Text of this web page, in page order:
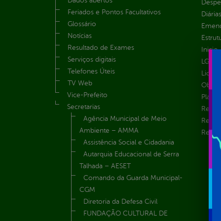
Feriados e Pontos Facultativos
Glossário
Notícias
Resultado de Exames
Serviços digitais
Telefones Úteis
TV Web
Vice-Prefeito
Secretarias
Agência Municipal de Meio
Ambiente – AMMA
Assistência Social e Cidadania
Autarquia Educacional de Serra
Talhada – AESET
Comando da Guarda Municipal-
CGM
Diretoria da Defesa Civil
FUNDAÇÃO CULTURAL DE
Diárias
Inicio
Obras